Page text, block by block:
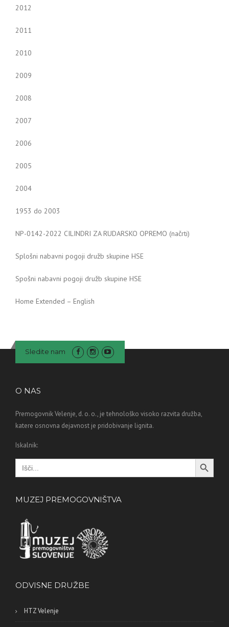
2012
2011
2010
2009
2008
2007
2006
2005
2004
1953 do 2003
NP-0142-2022 CILINDRI ZA RUDARSKO OPREMO (načrti)
Splošni nabavni pogoji družb skupine HSE
Spošni nabavni pogoji družb skupine HSE
Home Extended – English
Sledite nam
O NAS
Premogovnik Velenje, d. o. o., je tehnološko visoko razvita družba,
katere osnovna dejavnost je pridobivanje lignita.
Iskalnik:
Search
for:
Search Button
MUZEJ PREMOGOVNIŠTVA
ODVISNE DRUŽBE
HTZ Velenje